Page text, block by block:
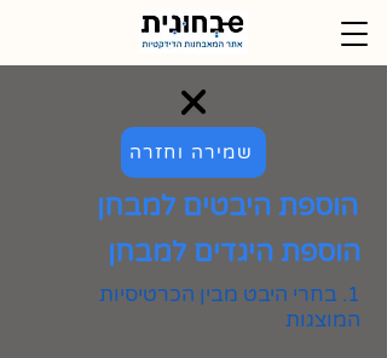
שמירה וחזרה
הוספת היבטים למבחן
הוספת היגדים למבחן
1. בחרי היבט מבין הכרטיסיות
המוצגות